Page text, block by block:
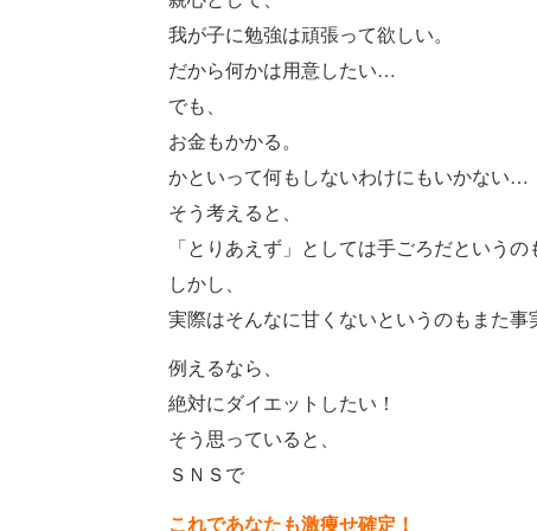
我が子に勉強は頑張って欲しい。
だから何かは用意したい…
でも、
お金もかかる。
かといって何もしないわけにもいかない…
そう考えると、
「とりあえず」としては手ごろだというの
しかし、
実際はそんなに甘くないというのもまた事
例えるなら、
絶対にダイエットしたい！
そう思っていると、
ＳＮＳで
これであなたも激痩せ確定！